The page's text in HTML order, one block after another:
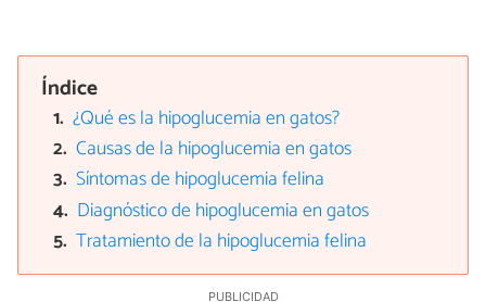
Índice
¿Qué es la hipoglucemia en gatos?
Causas de la hipoglucemia en gatos
Síntomas de hipoglucemia felina
Diagnóstico de hipoglucemia en gatos
Tratamiento de la hipoglucemia felina